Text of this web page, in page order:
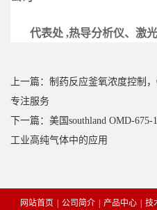
代表处 ,热导分析仪、激
上一篇：制药反应釜氧浓度控制
专注服务
下一篇：美国southland OMD-
工业高纯气体中的应用
网站首页 | 公司简介 | 产品中心 | 技